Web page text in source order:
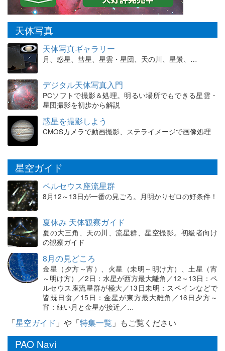
天体写真
天体写真ギャラリー
月、惑星、彗星、星雲・星団、天の川、星景、…
デジタル天体写真入門
PCソフトで撮影＆処理。明るい場所でもできる星雲・
星団撮影を初歩から解説
惑星を撮影しよう
CMOSカメラで動画撮影、ステライメージで画像処理
星空ガイド
ペルセウス座流星群
8月12～13日が一番の見ごろ。月明かりゼロの好条件！
夏休み 天体観察ガイド
夏の大三角、天の川、流星群、星空撮影。初級者向け
の観察ガイド
8月の見どころ
金星（夕方～宵）、火星（未明～明け方）、土星（宵
～明け方）／2日：水星が西方最大離角／12～13日：ペ
ルセウス座流星群が極大／13日未明：スペインなどで
皆既日食／15日：金星が東方最大離角／16日夕方～
宵：細い月と金星が接近／…
「星空ガイド 」や「特集一覧 」もご覧ください
PAO Navi